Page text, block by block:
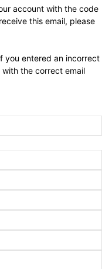
account with the code
this email, please
you entered an incorrect
the correct email